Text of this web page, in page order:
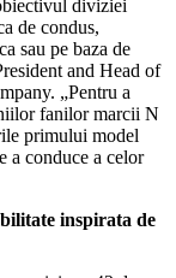
diviziei
de condus,
sau pe baza de
and Head of
„Pentru a
fanilor marcii N
primului model
a conduce a celor
inspirata de